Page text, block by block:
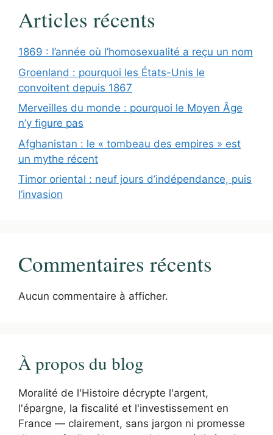
Articles récents
1869 : l’année où l’homosexualité a reçu un nom
Groenland : pourquoi les États-Unis le
convoitent depuis 1867
Merveilles du monde : pourquoi le Moyen Âge
n’y figure pas
Afghanistan : le « tombeau des empires » est
un mythe récent
Timor oriental : neuf jours d’indépendance, puis
l’invasion
Commentaires récents
Aucun commentaire à afficher.
À propos du blog
Moralité de l'Histoire décrypte l'argent,
l'épargne, la fiscalité et l'investissement en
France — clairement, sans jargon ni promesse